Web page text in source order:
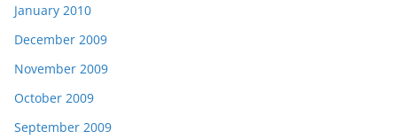
January 2010
December 2009
November 2009
October 2009
September 2009